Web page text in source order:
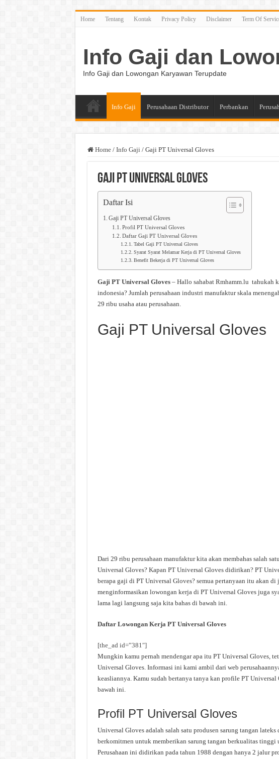
Home Tentang Kontak Privacy Policy Disclaimer Term Of
Info Gaji dan
Info Gaji dan Lowongan Karyawan Terupdate
Info Gaji Perusahaan Distributor Perbankan
Home / Info Gaji / Gaji PT Universal Gloves
Gaji PT Universal Gloves
Daftar Isi
Gaji PT Universal Gloves
Profil PT Universal Gloves
Daftar Gaji PT Universal Gloves
Tabel Gaji PT Universal Gloves
Syarat Syarat Melamar Kerja di PT Universal Gloves
Benefit Bekerja di PT Universal Gloves
Gaji PT Universal Gloves– Hallo sahabat Rmhamm.lu tahukah
indonesia? Jumlah perusahaan industri manufaktur skala
29 ribu usaha atau perusahaan.
Gaji PT Universal Gloves
Dari 29 ribu perusahaan manufaktur kita akan membahas salah
Universal Gloves? Kapan PT Universal Gloves didirikan? PT
berapa gaji di PT Universal Gloves? semua pertanyaan itu akan
menginformasikan lowongan kerja di PT Universal Gloves juga
lama lagi langsung saja kita bahas di bawah ini.
Daftar Lowongan Kerja PT Universal Gloves
[the_ad id=”381″]
Mungkin kamu pernah mendengar apa itu PT Universal Gloves,
Universal Gloves. Informasi ini kami ambil dari web
keasliannya. Kamu sudah bertanya tanya kan profile PT
bawah ini.
Profil PT Universal Gloves
Universal Gloves adalah salah satu produsen sarung tangan
berkomitmen untuk memberikan sarung tangan berkualitas
Perusahaan ini didirikan pada tahun 1988 dengan hanya 2 jalur